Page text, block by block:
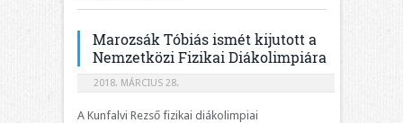
Marozsák Tóbiás ismét kijutott a
Nemzetközi Fizikai Diákolimpiára
2018. MÁRCIUS 28.
A Kunfalvi Rezső fizikai diákolimpiai